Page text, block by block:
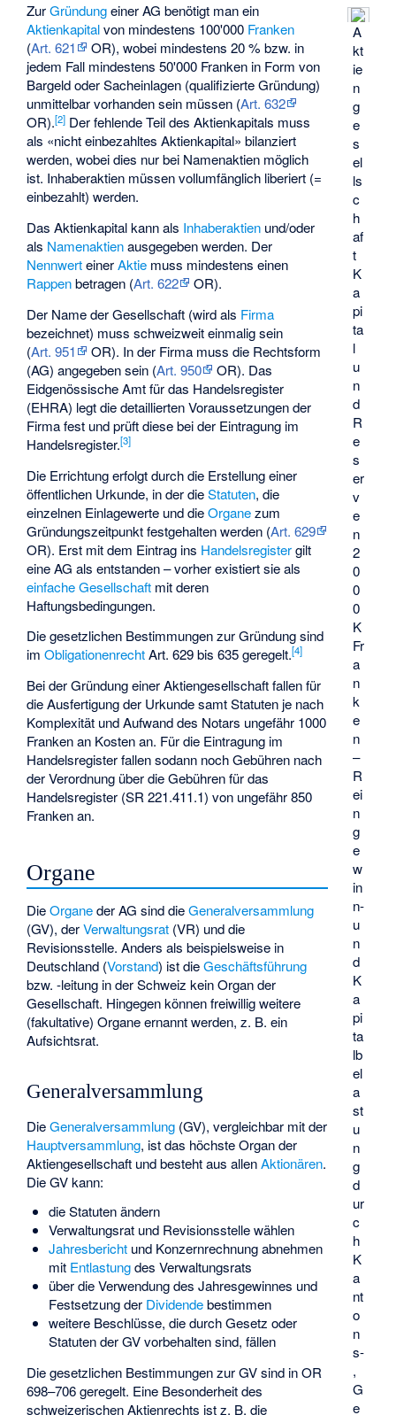
A
kt
ie
n
g
e
s
el
ls
c
h
af
t
K
a
pi
ta
l
u
n
d
R
e
s
er
v
e
n
2
0
0
0
K
Fr
a
n
k
e
n
–
R
ei
n
g
e
w
in
n-
u
n
d
K
a
pi
ta
lb
el
a
st
u
n
g
d
ur
c
h
K
a
nt
o
n
s-
,
G
e
ZurGründungeiner AG benötigt man ein
Aktienkapitalvon mindestens 100'000 Franken
(Art. 621
OR), wobei mindestens 20 % bzw. in
jedem Fall mindestens 50'000 Franken in Form von
Bargeld oder Sacheinlagen (qualifizierte Gründung)
unmittelbar vorhanden sein müssen (Art. 632
OR).[2] Der fehlende Teil des Aktienkapitals muss
als «nicht einbezahltes Aktienkapital» bilanziert
werden, wobei dies nur bei Namenaktien möglich
ist. Inhaberaktien müssen vollumfänglich liberiert (=
einbezahlt) werden.
Das Aktienkapital kann als Inhaberaktien und/oder
als Namenaktienausgegeben werden. Der
NennwerteinerAktie muss mindestens einen
Rappenbetragen (Art. 622
OR).
Der Name der Gesellschaft (wird als Firma
bezeichnet) muss schweizweit einmalig sein
(Art. 951
OR). In der Firma muss die Rechtsform
(AG) angegeben sein (Art. 950
OR). Das
Eidgenössische Amt für das Handelsregister
(EHRA) legt die detaillierten Voraussetzungen der
Firma fest und prüft diese bei der Eintragung im
Handelsregister.[3]
Die Errichtung erfolgt durch die Erstellung einer
öffentlichen Urkunde, in der dieStatuten, die
einzelnen Einlagewerte und dieOrganezum
Gründungszeitpunkt festgehalten werden (Art. 629
OR). Erst mit dem Eintrag ins Handelsregistergilt
eine AG als entstanden – vorher existiert sie als
einfache Gesellschaft mit deren
Haftungsbedingungen.
Die gesetzlichen Bestimmungen zur Gründung sind
imObligationenrechtArt. 629 bis 635 geregelt.[4]
Bei der Gründung einer Aktiengesellschaft fallen für
die Ausfertigung der Urkunde samt Statuten je nach
Komplexität und Aufwand des Notars ungefähr 1000
Franken an Kosten an. Für die Eintragung im
Handelsregister fallen sodann noch Gebühren nach
der Verordnung über die Gebühren für das
Handelsregister (SR 221.411.1) von ungefähr 850
Franken an.
Organe
DieOrganeder AG sind dieGeneralversammlung
(GV), derVerwaltungsrat (VR) und die
Revisionsstelle. Anders als beispielsweise in
Deutschland (Vorstand) ist dieGeschäftsführung
bzw. -leitung in der Schweiz kein Organ der
Gesellschaft. Hingegen können freiwillig weitere
(fakultative) Organe ernannt werden, z. B. ein
Aufsichtsrat.
Generalversammlung
DieGeneralversammlung (GV), vergleichbar mit der
Hauptversammlung, ist das höchste Organ der
Aktiengesellschaft und besteht aus allenAktionären.
Die GV kann:
die Statuten ändern
Verwaltungsrat und Revisionsstelle wählen
Jahresberichtund Konzernrechnungabnehmen
mit Entlastungdes Verwaltungsrats
über die Verwendung des Jahresgewinnes und
Festsetzung der Dividendebestimmen
weitere Beschlüsse, die durch Gesetz oder
Statuten der GV vorbehalten sind, fällen
Die gesetzlichen Bestimmungen zur GV sind in OR
698–706 geregelt. Eine Besonderheit des
schweizerischen Aktienrechts ist z. B. die